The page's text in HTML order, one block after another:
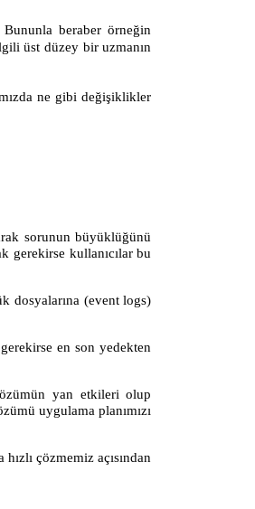
beraber örneğin
üst düzey bir uzmanın
ne gibi değişiklikler
sorunun büyüklüğünü
gerekirse kullanıcılar bu
dosyalarına (event logs)
en son yedekten
yan etkileri olup
uygulama planımızı
çözmemiz açısından